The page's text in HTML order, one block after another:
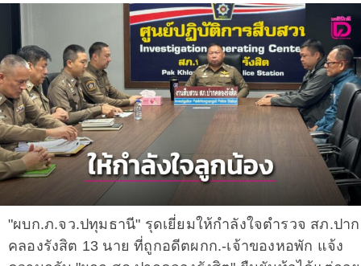
"ผบก.ภ.จว.ปทุมธานี" รุดเยี่ยมให้กำลังใจตำรวจ สภ.ปาก
คลองรังสิต 13 นาย ที่ถูกอดีตผกก.-เจ้าของหอพัก แจ้ง